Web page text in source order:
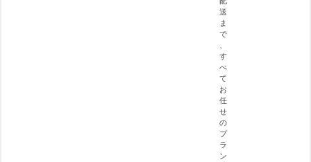
送
ま
で
す
べ
て
お
任
せ
の
プ
ラ
ン